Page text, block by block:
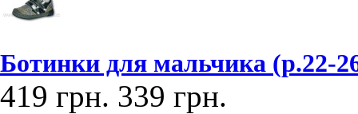
Ботинки для мальчика (р.22-
419 грн. 339 грн.